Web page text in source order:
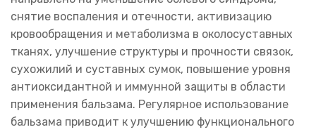
снятие воспаления и отечности, активизацию
кровообращения и метаболизма в околосуставных
тканях, улучшение структуры и прочности связок,
сухожилий и суставных сумок, повышение уровня
антиоксидантной и иммунной защиты в области
применения бальзама. Регулярное использование
бальзама приводит к улучшению функционального